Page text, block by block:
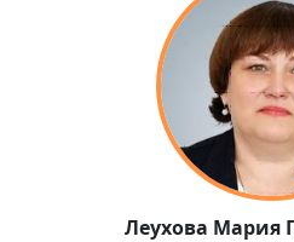
Леухова Мария